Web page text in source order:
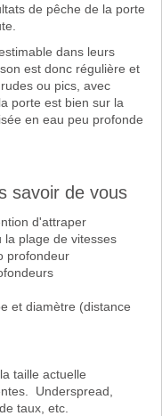
de pêche de la porte
dans leurs
est donc régulière et
ou pics, avec
porte est bien sur la
en eau peu profonde
savoir de vous
d'attraper
la plage de vitesses
profondeur
et diamètre (distance
taille actuelle
Underspread,
taux, etc.